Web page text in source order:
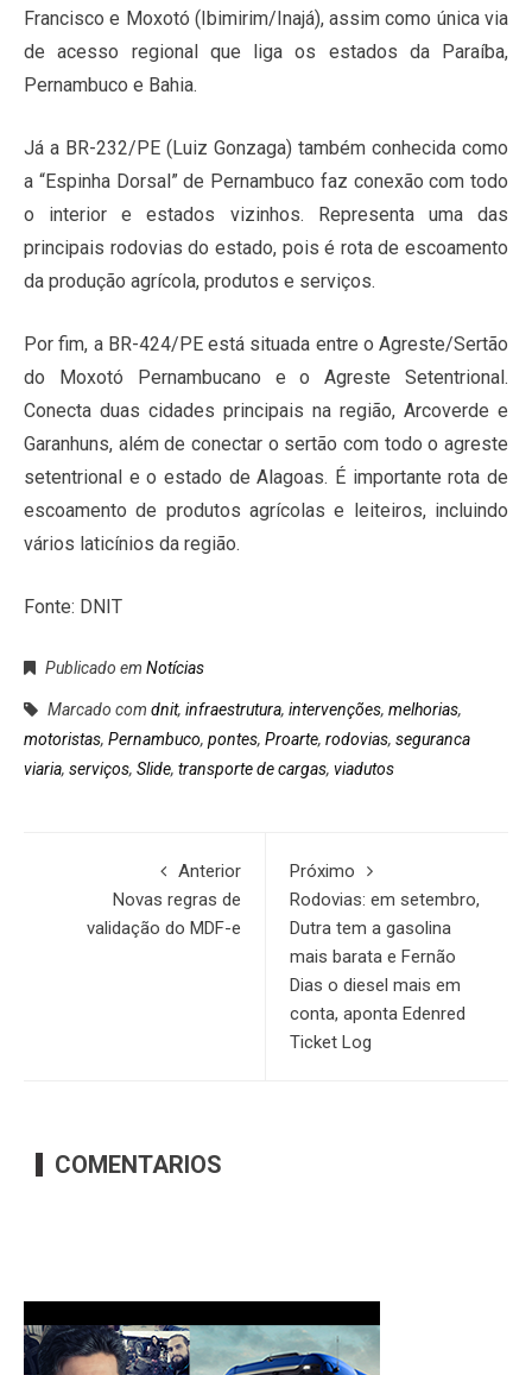
Francisco e Moxotó (Ibimirim/Inajá), assim como única via
de acesso regional que liga os estados da Paraíba,
Pernambuco e Bahia.
Já a BR-232/PE (Luiz Gonzaga) também conhecida como
a “Espinha Dorsal” de Pernambuco faz conexão com todo
o interior e estados vizinhos. Representa uma das
principais rodovias do estado, pois é rota de escoamento
da produção agrícola, produtos e serviços.
Por fim, a BR-424/PE está situada entre o Agreste/Sertão
do Moxotó Pernambucano e o Agreste Setentrional.
Conecta duas cidades principais na região, Arcoverde e
Garanhuns, além de conectar o sertão com todo o agreste
setentrional e o estado de Alagoas. É importante rota de
escoamento de produtos agrícolas e leiteiros, incluindo
vários laticínios da região.
Fonte: DNIT
Publicado em Notícias
Marcado com dnit, infraestrutura, intervenções, melhorias,
motoristas, Pernambuco, pontes, Proarte, rodovias, seguranca
viaria, serviços, Slide, transporte de cargas, viadutos
Anterior
Novas regras de
validação do MDF-e
Próximo
Rodovias: em setembro,
Dutra tem a gasolina
mais barata e Fernão
Dias o diesel mais em
conta, aponta Edenred
Ticket Log
COMENTARIOS